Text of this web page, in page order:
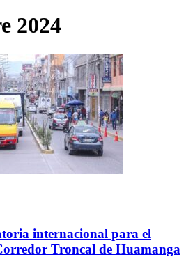
2024
internacional para el
Troncal de Huamanga